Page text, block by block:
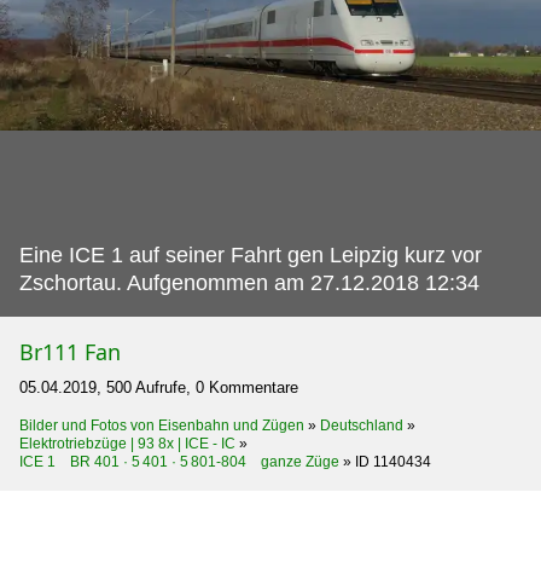
Eine ICE 1 auf seiner Fahrt gen Leipzig kurz vor
Zschortau. Aufgenommen am 27.12.2018 12:34
Br111 Fan
05.04.2019, 500 Aufrufe, 0 Kommentare
Bilder und Fotos von Eisenbahn und Zügen » Deutschland »
Elektrotriebzüge | 93 8x | ICE - IC »
ICE 1 BR 401 · 5 401 · 5 801-804 ganze Züge » ID 1140434